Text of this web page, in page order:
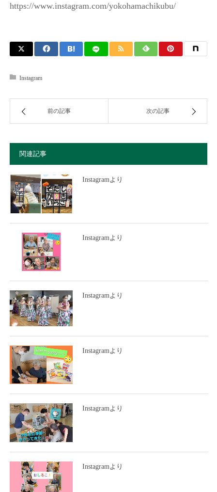
https://www.instagram.com/yokohamachikubu/
Instagram
前の記事 次の記事
関連記事
Instagramより
Instagramより
Instagramより
Instagramより
Instagramより
Instagramより